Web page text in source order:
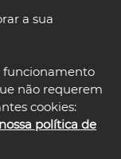
a sua
funcionamento
não requerem
cookies:
política de
language